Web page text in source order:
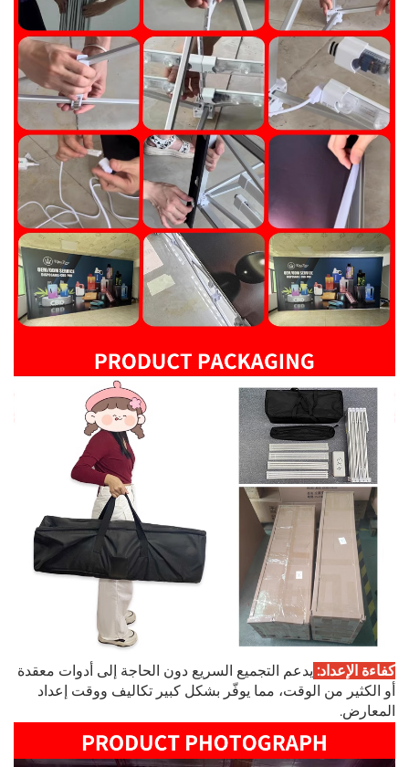
كفاءة الإعداد:يدعم التجميع السريع دون الحاجة إلى أدوات معقدة
أو الكثير من الوقت، مما يوفّر بشكل كبير تكاليف ووقت إعداد
المعارض.